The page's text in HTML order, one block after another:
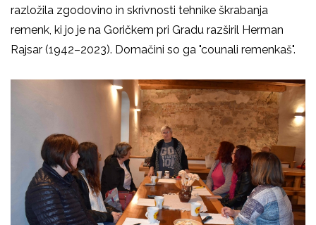
razložila zgodovino in skrivnosti tehnike škrabanja
remenk, ki jo je na Goričkem pri Gradu razširil Herman
Rajsar (1942–2023). Domačini so ga "counali remenkaš".